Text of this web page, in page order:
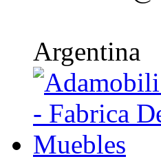
Argentina